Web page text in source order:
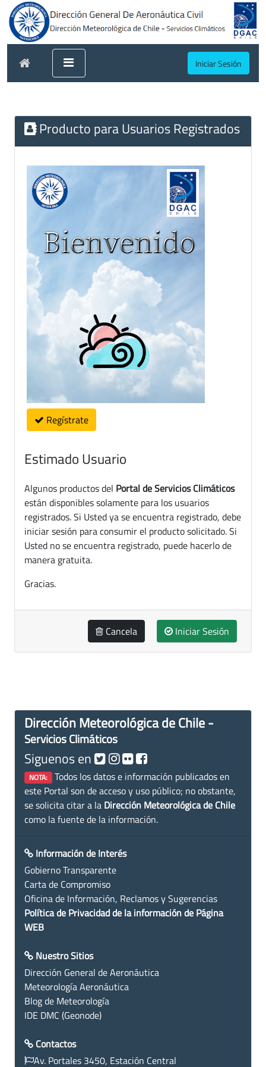
Iniciar Sesión
Producto para Usuarios Registrados
Regístrate
Estimado Usuario
Algunos productos del Portal de Servicios Climáticos
están disponibles solamente para los usuarios
registrados. Si Usted ya se encuentra registrado, debe
iniciar sesión para consumir el producto solicitado. Si
Usted no se encuentra registrado, puede hacerlo de
manera gratuita.
Gracias.
Cancela Iniciar Sesión
Dirección Meteorológica de Chile -
Servicios Climáticos
Siguenos en
NOTA: Todos los datos e información publicados en
este Portal son de acceso y uso público; no obstante,
se solicita citar a la Dirección Meteorológica de Chile
como la fuente de la información.
Información de Interés
Gobierno Transparente
Carta de Compromiso
Oficina de Información, Reclamos y Sugerencias
Política de Privacidad de la información de Página
WEB
Nuestro Sitios
Dirección General de Aeronáutica
Meteorología Aeronáutica
Blog de Meteorología
IDE DMC (Geonode)
Contactos
Av. Portales 3450, Estación Central